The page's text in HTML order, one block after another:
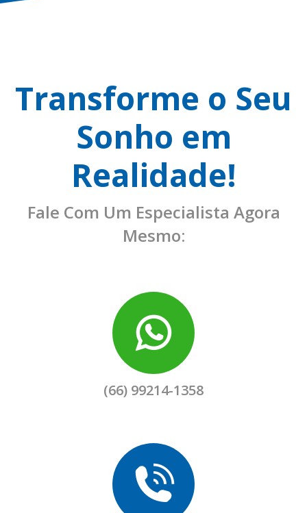
Transforme o Seu
Sonho em
Realidade!
Fale Com Um Especialista Agora
Mesmo:
(66) 99214-1358